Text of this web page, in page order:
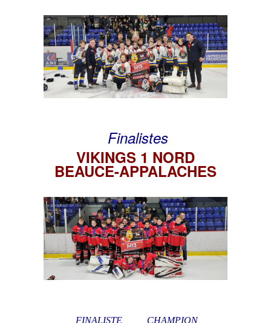
Finalistes
VIKINGS 1 NORD
BEAUCE-APPALACHES
FINALISTE
CHAMPION